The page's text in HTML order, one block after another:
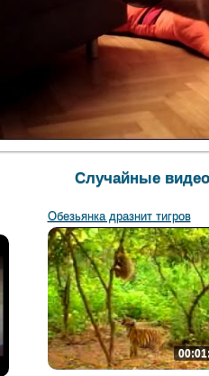
Случайные видео
Обезьянка дразнит тигров